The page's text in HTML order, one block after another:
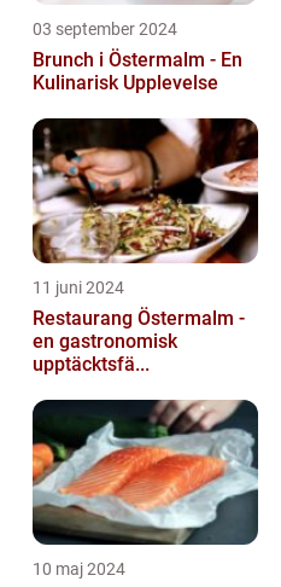
03 september 2024
Brunch i Östermalm - En
Kulinarisk Upplevelse
11 juni 2024
Restaurang Östermalm -
en gastronomisk
upptäcktsfä...
10 maj 2024